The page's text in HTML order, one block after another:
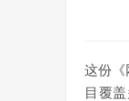
这份《
目覆